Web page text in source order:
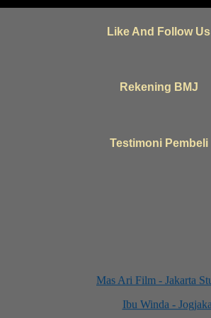
Like And Follow Us
Rekening BMJ
Testimoni Pembeli